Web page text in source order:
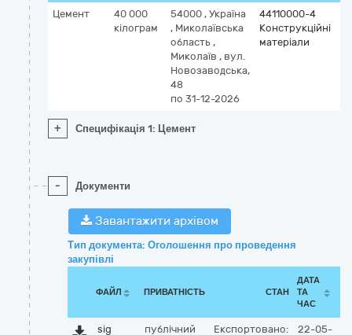
Цемент
40 000
кілограм
54000 , Україна
, Миколаївська
область ,
Миколаїв , вул.
Новозаводська,
48
по 31-12-2026
44110000-4
Конструкційні
матеріали
+ Специфікація 1: Цемент
- Документи
Завантажити архівом
Тип документа: Оголошення про проведення
закупівлі
ФАЙЛ ПРИВАТНІСТЬ СТАН
ДАТА
ТА
ЧАС
sig публічний Експортовано: 22-05-